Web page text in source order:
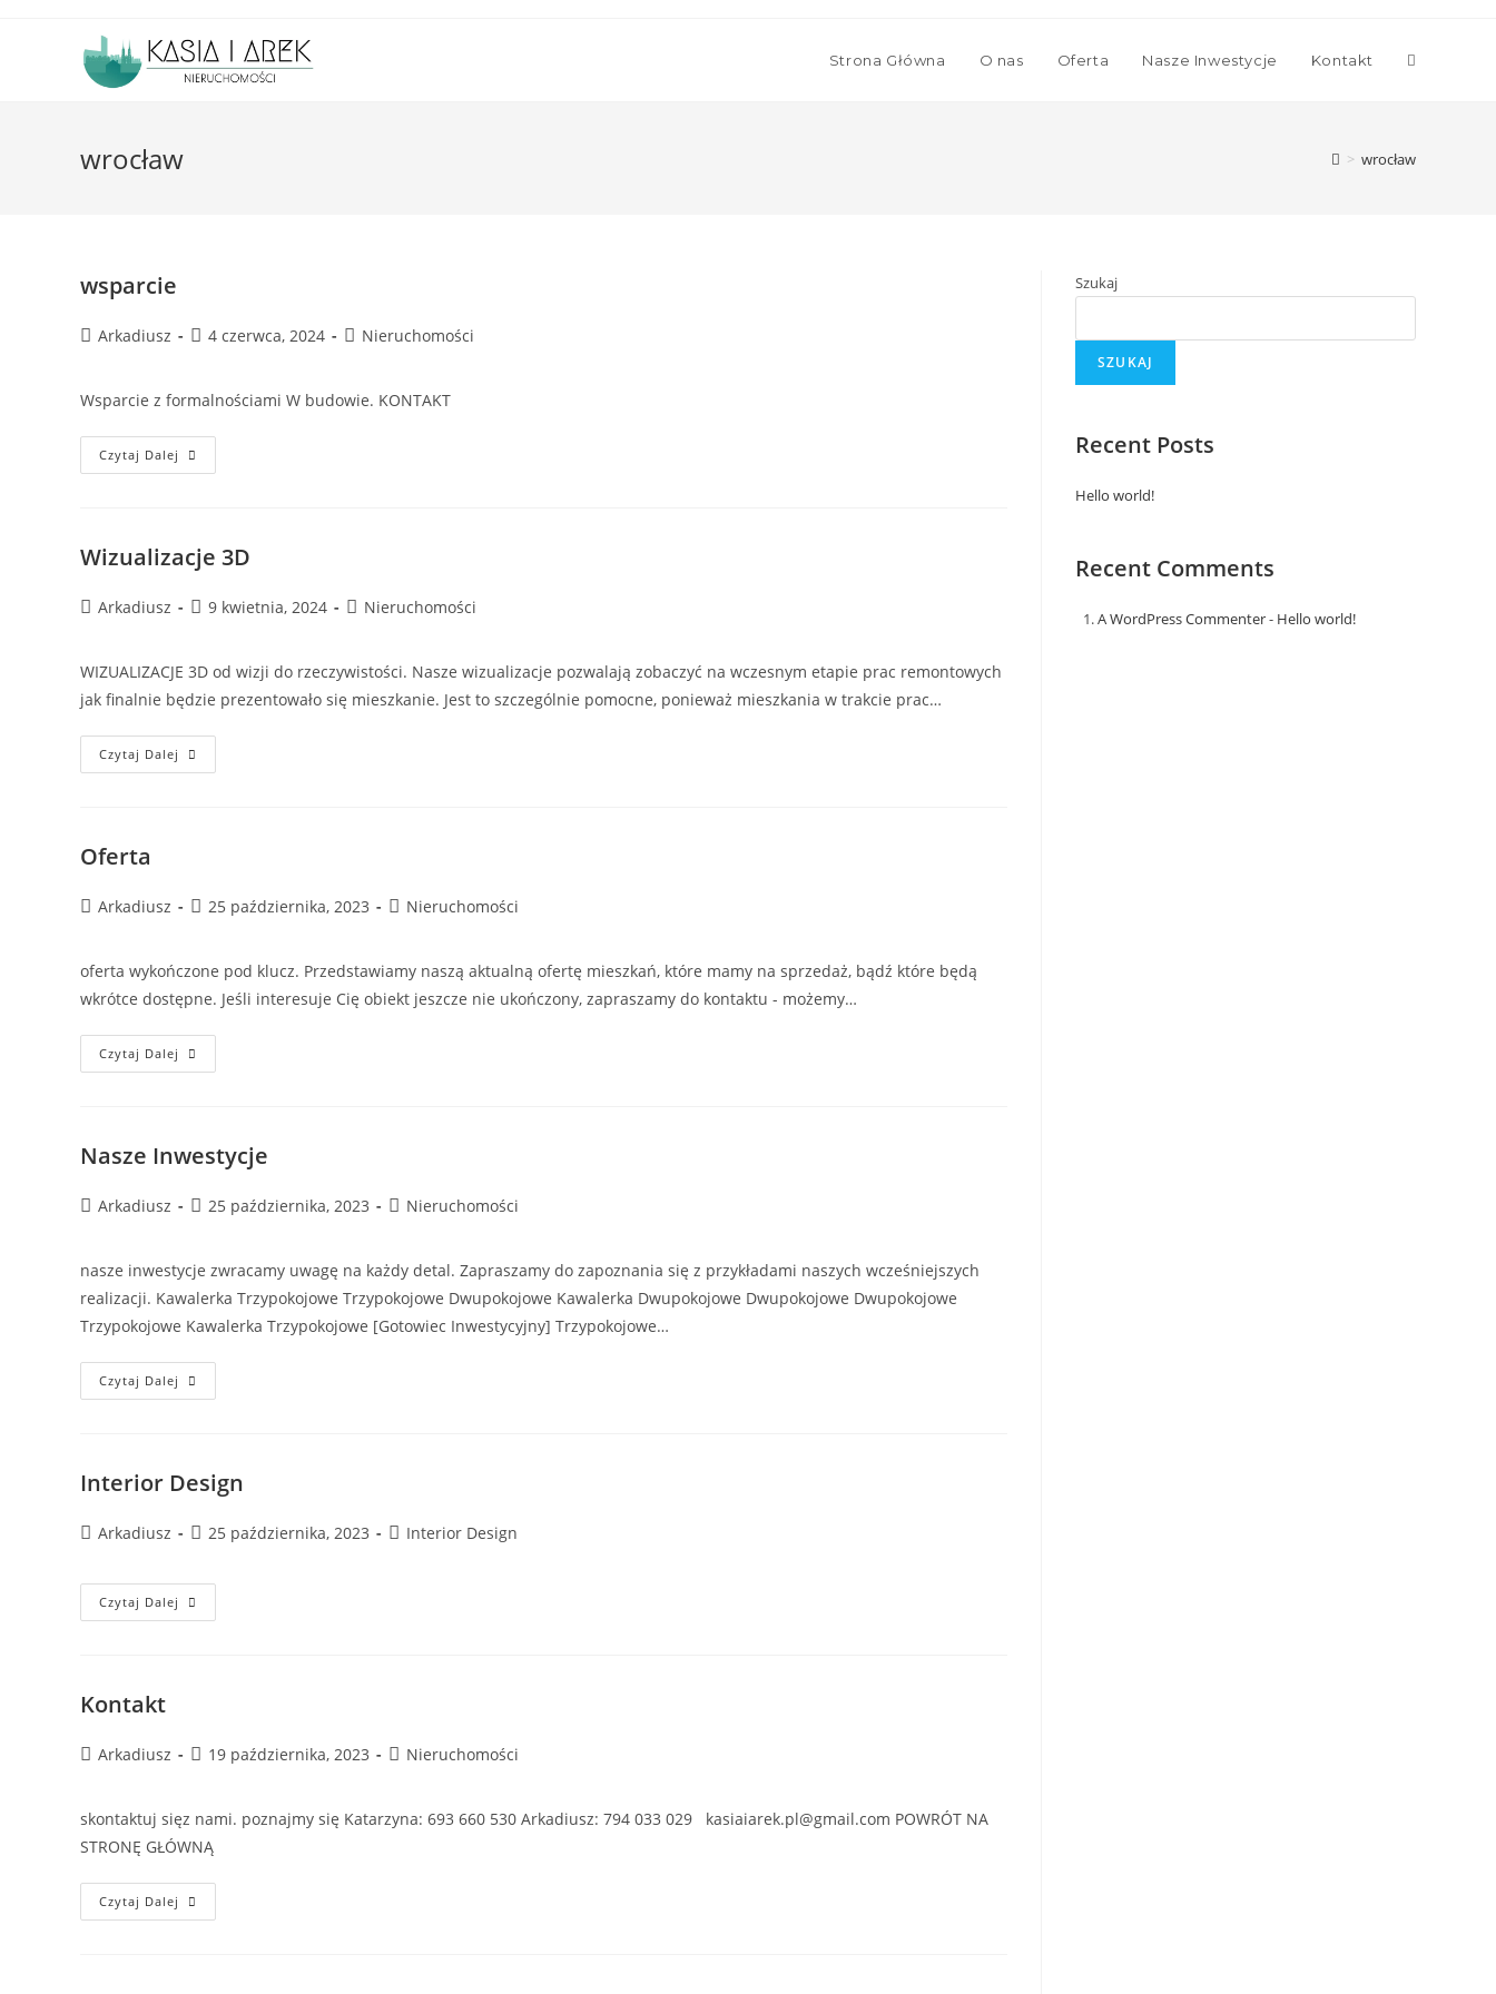
Strona Główna O nas Oferta Nasze Inwestycje Kontakt Toggle
wrocław > wrocław
wsparcie
PostArkadiusz
Post4 czerwca, 2024
PostNieruchomości
Wsparcie z formalnościami W budowie. KONTAKT
Czytaj Dalej Wsparcie
Wizualizacje 3D
PostArkadiusz
Post9 kwietnia, 2024
PostNieruchomości
WIZUALIZACJE 3D od wizji do rzeczywistości. Nasze wizualizacje pozwalają zobaczyć na wczesnym etapie prac remontowych
jak finalnie będzie prezentowało się mieszkanie. Jest to szczególnie pomocne, ponieważ mieszkania w trakcie prac…
Czytaj Dalej Wizualizacje
3D
Oferta
PostArkadiusz
Post25 października, 2023
PostNieruchomości
oferta wykończone pod klucz. Przedstawiamy naszą aktualną ofertę mieszkań, które mamy na sprzedaż, bądź które będą
wkrótce dostępne. Jeśli interesuje Cię obiekt jeszcze nie ukończony, zapraszamy do kontaktu - możemy…
Czytaj Dalej Oferta
Nasze Inwestycje
PostArkadiusz
Post25 października, 2023
PostNieruchomości
nasze inwestycje zwracamy uwagę na każdy detal. Zapraszamy do zapoznania się z przykładami naszych wcześniejszych
realizacji. Kawalerka Trzypokojowe Trzypokojowe Dwupokojowe Kawalerka Dwupokojowe Dwupokojowe Dwupokojowe
Trzypokojowe Kawalerka Trzypokojowe [Gotowiec Inwestycyjny] Trzypokojowe…
Czytaj Dalej Nasze
Inwestycje
Interior Design
PostArkadiusz
Post25 października, 2023
PostInterior Design
Czytaj Dalej Interior
Design
Kontakt
PostArkadiusz
Post19 października, 2023
PostNieruchomości
skontaktuj sięz nami. poznajmy się Katarzyna: 693 660 530 Arkadiusz: 794 033 029 kasiaiarek.pl@gmail.com POWRÓT NA
STRONĘ GŁÓWNĄ
Czytaj Dalej Kontakt
Szukaj
SZUKAJ
Recent Posts
Hello world!
Recent Comments
A WordPress Commenter- Hello world!